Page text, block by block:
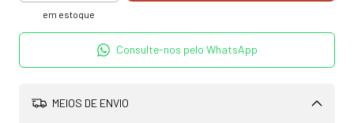
em estoque
Consulte-nos pelo WhatsApp
MEIOS DE ENVIO